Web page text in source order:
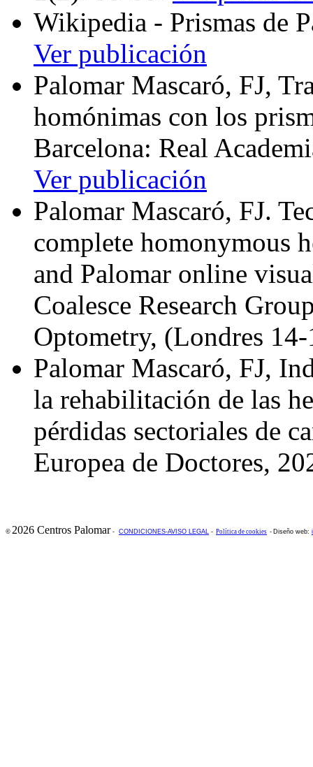
Wikipedia - Prismas de
Ver publicación
Palomar Mascaró, FJ,
homónimas con los
Barcelona: Real
Ver publicación
Palomar Mascaró, FJ.
complete homonymous
and Palomar online
Coalesce Research
Optometry, (Londres
Palomar Mascaró, FJ,
la rehabilitación de las
pérdidas sectoriales de
Europea de Doctores,
© 2026 Centros Palomar- CONDICIONES-AVISO LEGAL - Política de cookies - Diseño web: